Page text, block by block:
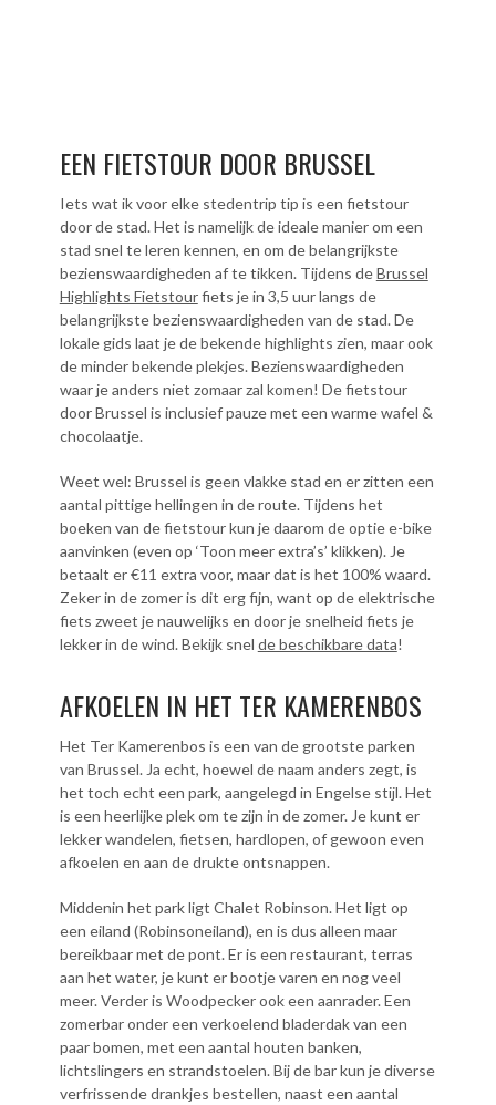
EEN FIETSTOUR DOOR BRUSSEL
Iets wat ik voor elke stedentrip tip is een fietstour
door de stad. Het is namelijk de ideale manier om een
stad snel te leren kennen, en om de belangrijkste
bezienswaardigheden af te tikken. Tijdens deBrussel
Highlights Fietstourfiets je in 3,5 uur langs de
belangrijkste bezienswaardigheden van de stad. De
lokale gids laat je de bekende highlights zien, maar ook
de minder bekende plekjes. Bezienswaardigheden
waar je anders niet zomaar zal komen! De fietstour
door Brussel is inclusief pauze met een warme wafel &
chocolaatje.
Weet wel: Brussel is geen vlakke stad en er zitten een
aantal pittige hellingen in de route. Tijdens het
boeken van de fietstour kun je daarom de optie e-bike
aanvinken (even op ‘Toon meer extra’s’ klikken). Je
betaalt er €11 extra voor, maar dat is het 100% waard.
Zeker in de zomer is dit erg fijn, want op de elektrische
fiets zweet je nauwelijks en door je snelheid fiets je
lekker in de wind. Bekijk snel de beschikbare data!
AFKOELEN IN HET TER KAMERENBOS
Het Ter Kamerenbos is een van de grootste parken
van Brussel. Ja echt, hoewel de naam anders zegt, is
het toch echt een park, aangelegd in Engelse stijl. Het
is een heerlijke plek om te zijn in de zomer. Je kunt er
lekker wandelen, fietsen, hardlopen, of gewoon even
afkoelen en aan de drukte ontsnappen.
Middenin het park ligt Chalet Robinson. Het ligt op
een eiland (Robinsoneiland), en is dus alleen maar
bereikbaar met de pont. Er is een restaurant, terras
aan het water, je kunt er bootje varen en nog veel
meer. Verder is Woodpecker ook een aanrader. Een
zomerbar onder een verkoelend bladerdak van een
paar bomen, met een aantal houten banken,
lichtslingers en strandstoelen. Bij de bar kun je diverse
verfrissende drankjes bestellen, naast een aantal